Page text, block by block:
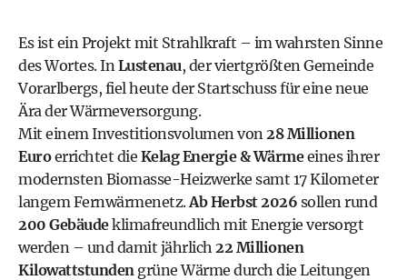
Es ist ein Projekt mit Strahlkraft – im wahrsten Sinne
des Wortes. InLustenau, der viertgrößten Gemeinde
Vorarlbergs, fiel heute der Startschuss für eine neue
Ära der Wärmeversorgung.
Mit einem Investitionsvolumen von28 Millionen
Euroerrichtet die Kelag Energie & Wärmeeines ihrer
modernsten Biomasse-Heizwerke samt 17 Kilometer
langem Fernwärmenetz.Ab Herbst 2026 sollen rund
200 Gebäudeklimafreundlich mit Energie versorgt
werden – und damit jährlich 22 Millionen
Kilowattstundengrüne Wärme durch die Leitungen